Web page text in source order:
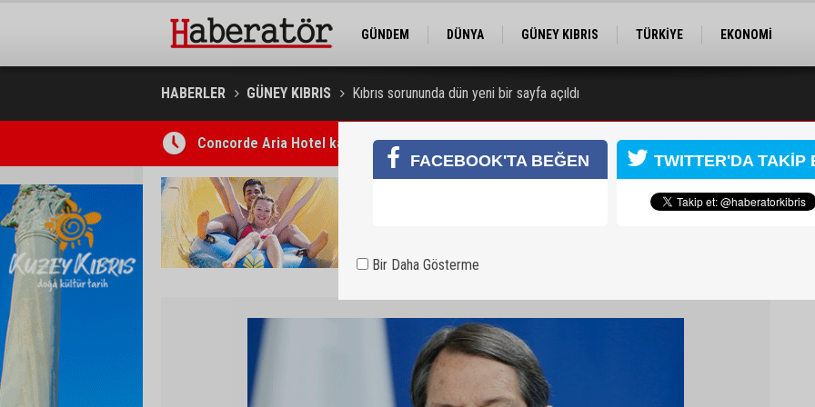
GÜNDEM DÜNYA GÜNEY KIBRIS TÜRKİYE
EKONOMİ
HABERLER GÜNEY KIBRIS Kıbrıs sorununda dün yeni bir sayfa açıldı
Concorde Aria Hotel kapılarını açtı
FACEBOOK'TA BEĞEN TWITTER'DA TAKİP
Bir Daha Gösterme